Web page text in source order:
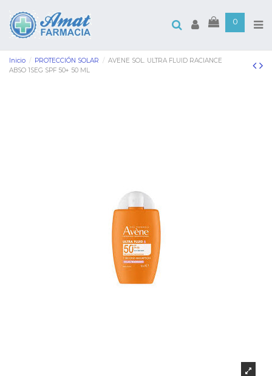
0
Inicio PROTECCIÓN SOLAR
AVENE SOL. ULTRA FLUID RACIANCE
ABSO 1SEG SPF 50+ 50 ML